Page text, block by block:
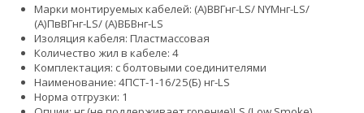
Марки монтируемых кабелей: (А)ВВГнг-LS/ NYMнг-LS/
(А)ПвВГнг-LS/ (А)ВБВнг-LS
Изоляция кабеля: Пластмассовая
Количество жил в кабеле: 4
Комплектация: с болтовыми соединителями
Наименование: 4ПСТ-1-16/25(Б) нг-LS
Норма отгрузки: 1